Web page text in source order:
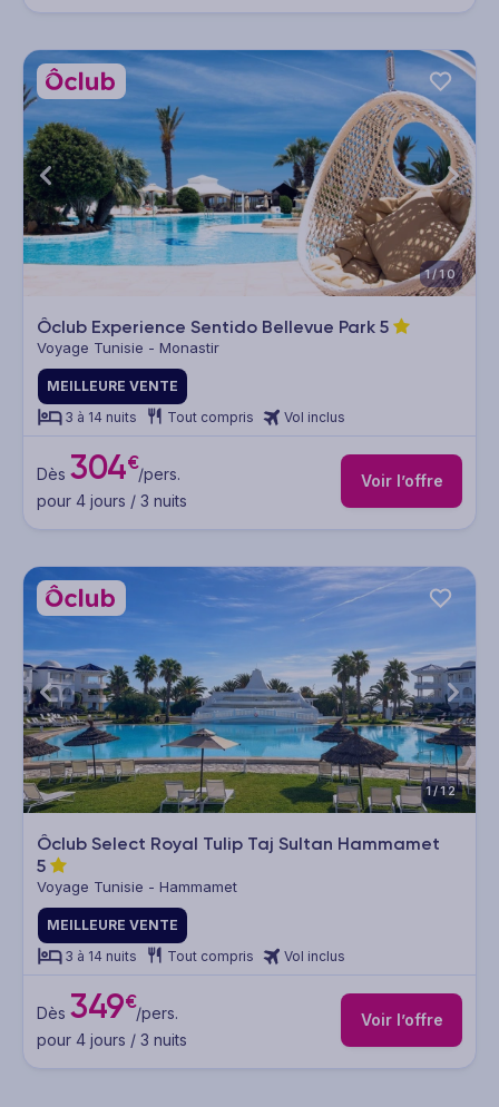
1/10
Ôclub Experience Sentido Bellevue Park 5
Voyage Tunisie - Monastir
MEILLEURE VENTE
3 à 14 nuits
Tout compris Vol inclus
Dès 304€/pers.
pour 4 jours / 3 nuits
Voir l’offre
1/12
Ôclub Select Royal Tulip Taj Sultan Hammamet
5
Voyage Tunisie - Hammamet
MEILLEURE VENTE
3 à 14 nuits
Tout compris Vol inclus
Dès 349€/pers.
pour 4 jours / 3 nuits
Voir l’offre